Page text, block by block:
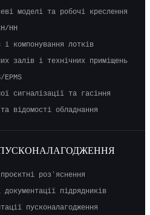
моделі та робочі креслення
НН
і компонування лотків
залів і технічних приміщень
сигналізації та гасіння
відомості обладнання
розʼяснення
документації підрядників
пусконалагодження